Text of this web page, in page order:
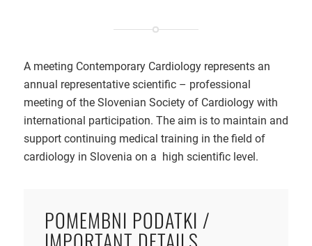
A meeting Contemporary Cardiology represents an
annual representative scientific – professional
meeting of the Slovenian Society of Cardiology with
international participation. The aim is to maintain and
support continuing medical training in the field of
cardiology in Slovenia on a high scientific level.
POMEMBNI PODATKI /